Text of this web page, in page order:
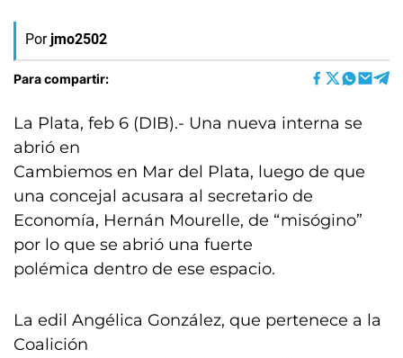
Por jmo2502
Para compartir:
La Plata, feb 6 (DIB).- Una nueva interna se
abrió en
Cambiemos en Mar del Plata, luego de que
una concejal acusara al secretario de
Economía, Hernán Mourelle, de “misógino”
por lo que se abrió una fuerte
polémica dentro de ese espacio.
La edil Angélica González, que pertenece a la
Coalición